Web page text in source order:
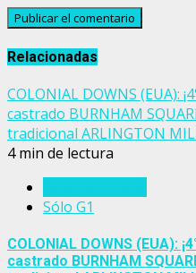
Relacionadas
COLONIAL DOWNS (EUA):
castrado BURNHAM
tradicional ARLINGTON
4 min de lectura
Sólo G1
COLONIAL DOWNS (EUA):
castrado BURNHAM